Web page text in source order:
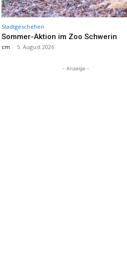
Stadtgeschehen
Sommer-Aktion im Zoo Schwerin
cm - 5. August 2026
- Anzeige -